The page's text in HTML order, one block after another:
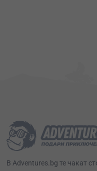
В Adventures.bg те чакат